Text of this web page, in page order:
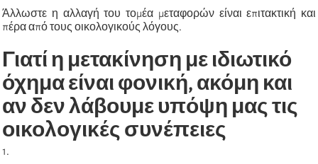
Άλλωστε η αλλαγή του τομέα μεταφορών είναι επιτακτική και
πέρα από τους οικολογικούς λόγους.
Γιατί η μετακίνηση με ιδιωτικό
όχημα είναι φονική, ακόμη και
αν δεν λάβουμε υπόψη μας τις
οικολογικές συνέπειες
1.